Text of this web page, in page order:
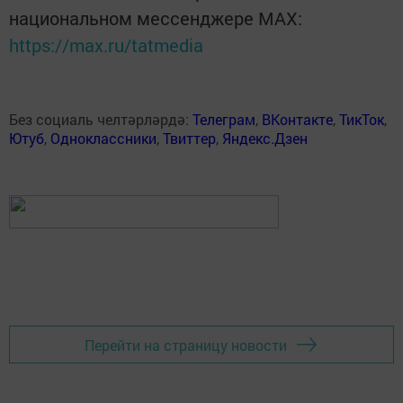
национальном мессенджере MАХ:
https://max.ru/tatmedia
Без социаль челтәрләрдә: Телеграм, ВКонтакте,ТикТок,
Ютуб, Одноклассники,Твиттер, Яндекс.Дзен
Перейти на страницу новости